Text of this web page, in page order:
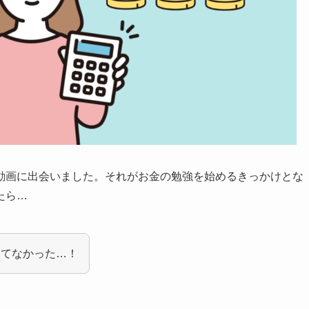
画に出会いました。それがお金の勉強を始めるきっかけとな
ら…
なかった…！